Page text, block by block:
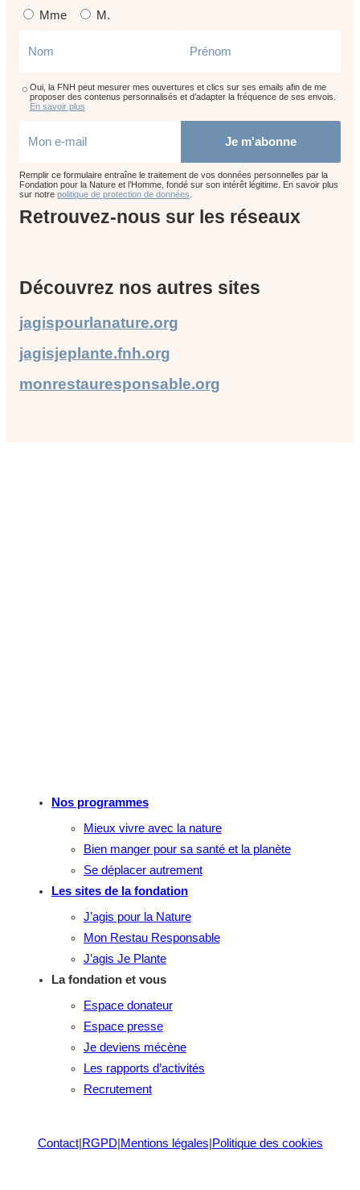
Mme M.
Oui, la FNH peut mesurer mes ouvertures et clics sur ses emails afin de me
proposer des contenus personnalisés et d’adapter la fréquence de ses envois.
En savoir plus
Je m'abonne
Remplir ce formulaire entraîne le traitement de vos données personnelles par la
Fondation pour la Nature et l’Homme, fondé sur son intérêt légitime. En savoir plus
sur notre politique de protection de données
Retrouvez-nous sur les réseaux
Découvrez nos autres sites
jagispourlanature.org
jagisjeplante.fnh.org
monrestauresponsable.org
Nos programmes
Mieux vivre avec la nature
Bien manger pour sa santé et la planète
Se déplacer autrement
Les sites de la fondation
J’agis pour la Nature
Mon Restau Responsable
J’agis Je Plante
La fondation et vous
Espace donateur
Espace presse
Je deviens mécène
Les rapports d’activités
Recrutement
Contact| RGPD Mentions légales Politique des cookies